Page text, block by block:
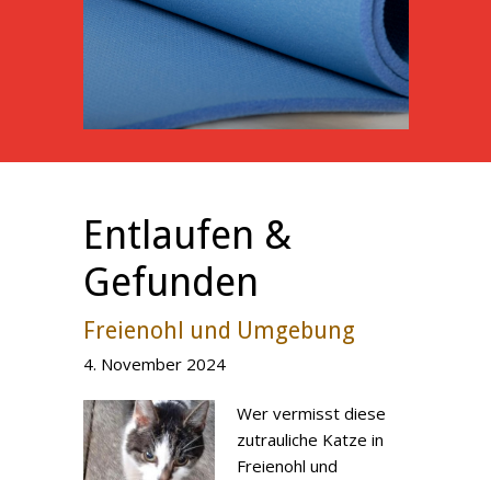
Entlaufen &
Gefunden
Freienohl und Umgebung
4. November 2024
Wer vermisst diese
zutrauliche Katze in
Freienohl und